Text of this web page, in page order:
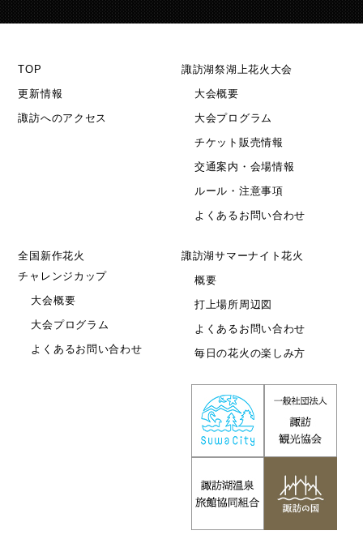
TOP
更新情報
諏訪へのアクセス
諏訪湖祭湖上花火大会
大会概要
大会プログラム
チケット販売情報
交通案内・会場情報
ルール・注意事項
よくあるお問い合わせ
全国新作花火
チャレンジカップ
大会概要
大会プログラム
よくあるお問い合わせ
諏訪湖サマーナイト花火
概要
打上場所周辺図
よくあるお問い合わせ
毎日の花火の楽しみ方